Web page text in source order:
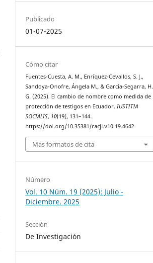
Publicado
01-07-2025
Cómo citar
Fuentes-Cuesta, A. M., Enríquez-Cevallos, S. J.,
Sandoya-Onofre, Ángela M., & García-Segarra, H.
G. (2025). El cambio de nombre como medida de
protección de testigos en Ecuador.IUSTITIA
SOCIALIS, 10(19), 131–144.
https://doi.org/10.35381/racji.v10i19.4642
Más formatos de cita
Número
Vol. 10 Núm. 19 (2025): Julio -
Diciembre. 2025
Sección
De Investigación